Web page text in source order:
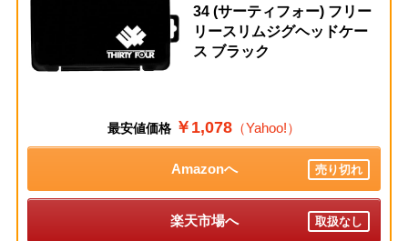
34 (サーティフォー) フリー
リースリムジグヘッドケー
ス ブラック
最安値価格 ￥1,078 （Yahoo!）
Amazonへ 売り切れ
楽天市場へ 取扱なし